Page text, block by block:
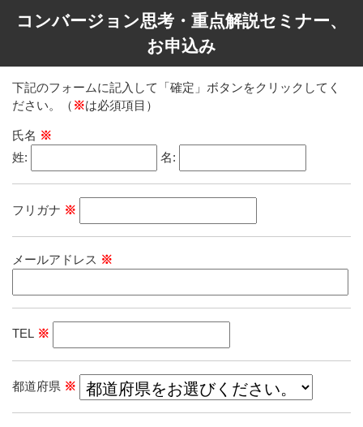
コンバージョン思考・重点解説セミナー、
お申込み
下記のフォームに記入して「確定」ボタンをクリックしてく
ださい。（ ※は必須項目）
氏名 ※
姓:
名:
フリガナ ※
メールアドレス ※
TEL ※
都道府県 ※